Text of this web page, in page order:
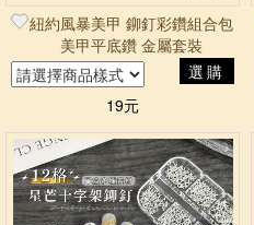
紐約風暴美甲 鉚釘彩鑽組合包
美甲平底鑽 金屬套裝
選購
19元